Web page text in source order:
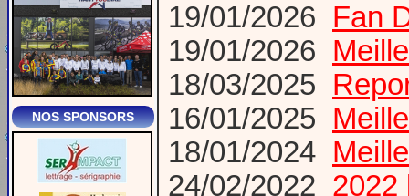
NOS SPONSORS
19/01/2026 Fan
19/01/2026
18/03/2025
16/01/2025
18/01/2024
24/02/2022 2022